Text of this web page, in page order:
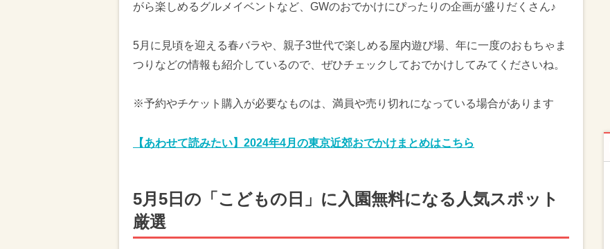
がら楽しめるグルメイベントなど、GWのおでかけにぴったりの企画が盛りだくさん♪
5月に見頃を迎える春バラや、親子3世代で楽しめる屋内遊び場、年に一度のおもちゃま
つりなどの情報も紹介しているので、ぜひチェックしておでかけしてみてくださいね。
※予約やチケット購入が必要なものは、満員や売り切れになっている場合があります
【あわせて読みたい】2024年4月の東京近郊おでかけまとめはこちら
5月5日の「こどもの日」に入園無料になる人気スポット
厳選